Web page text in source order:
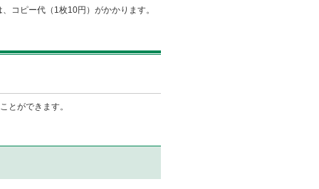
コピー代（1枚10円）がかかります。
とができます。